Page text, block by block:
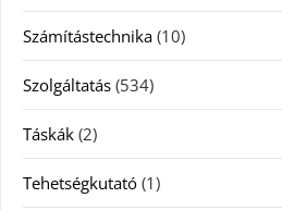
Számítástechnika (10)
Szolgáltatás (534)
Táskák (2)
Tehetségkutató (1)